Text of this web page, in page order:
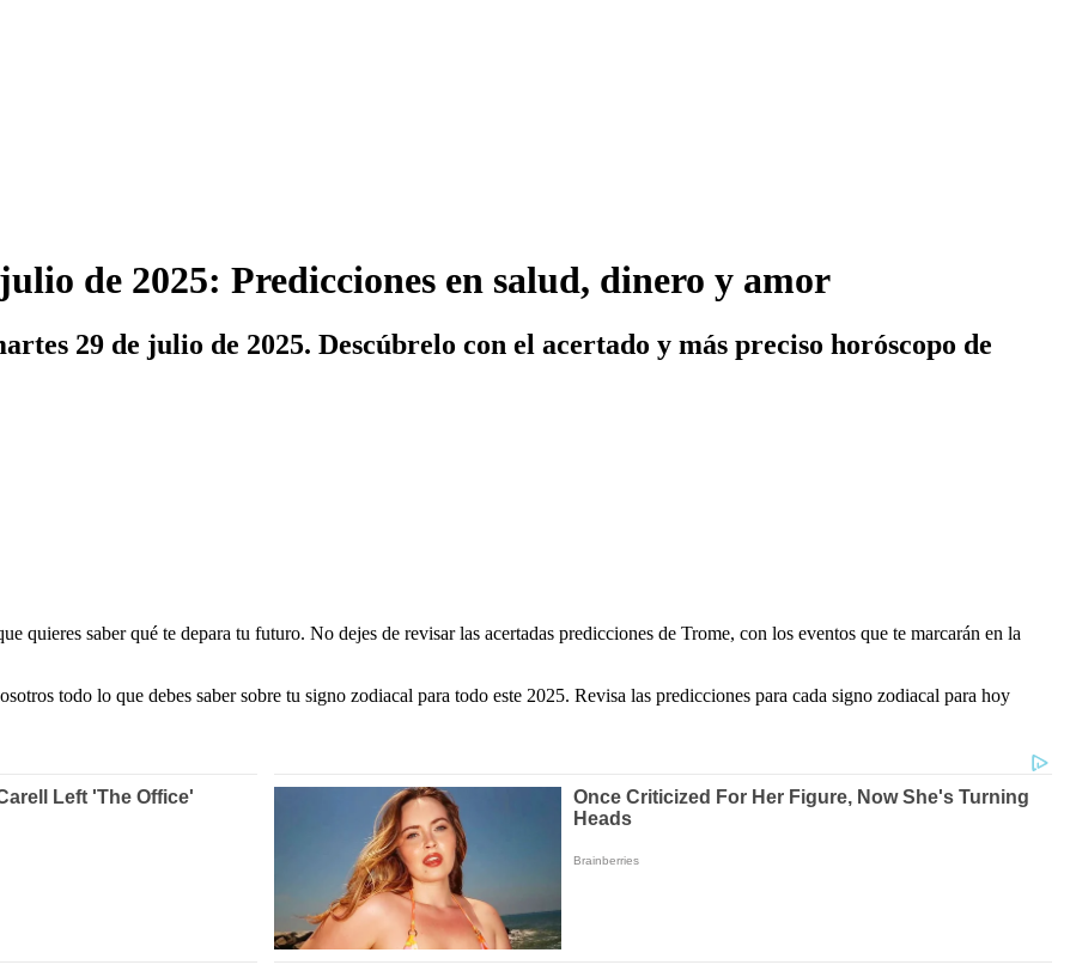
de 2025: Predicciones en salud, dinero y amor
29 de julio de 2025. Descúbrelo con el acertado y más preciso horóscopo de
quieres saber qué te depara tu futuro. No dejes de revisar las acertadas predicciones de Trome, con los eventos que te marcarán en la
todo lo que debes saber sobre tu signo zodiacal para todo este 2025. Revisa las predicciones para cada signo zodiacal para hoy